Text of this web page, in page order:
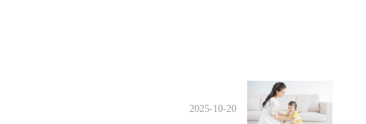
2025-10-20